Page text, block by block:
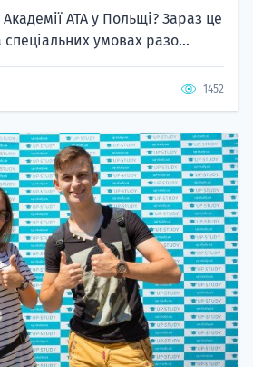
ATA у Польщі? Зараз це
умовах разо...
1452